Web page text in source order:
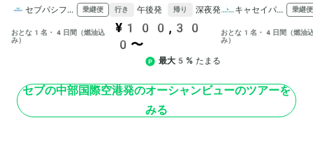
セブパシフィック航空
乗継便 行き 午後発 帰り 深夜発
おとな1名・4日間（燃油込
み）
¥100,30
0〜
最大5% たまる
キャセイパシフィック航空
乗継便
おとな1名・4日間（燃油
み）
セブの中部国際空港発のオーシャンビューのツアーを
みる